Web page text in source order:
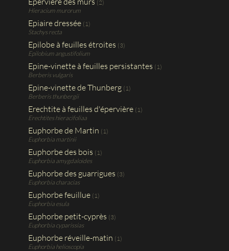
(2)
Hieracium murorum
Epiaire dressée (1)
Stachys recta
Epilobe à feuilles étroites (3)
Epilobium angustifolium
Epine-vinette à feuilles persistantes (1)
Berberis vulgaris
Epine-vinette de Thunberg (1)
Berberis thunbergii
Erechtite à feuilles d'épervière (1)
Erechtites hieracifoliaa
Euphorbe de Martin (1)
Euphorbia martinii
Euphorbe des bois (1)
Euphorbia amygdaloides
Euphorbe des guarrigues (3)
Euphorbia characias
Euphorbe feuillue (1)
Euphorbia esula
Euphorbe petit-cyprès (3)
Euphorbia cyparissias
Euphorbe réveille-matin (1)
Euphorbia helioscopia